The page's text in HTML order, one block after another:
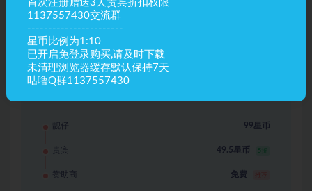
靓仔 99星币
贵宾 49.5星币 5折
赞助商 免费
首次注册赠送3天贵宾折扣权限
1137557430交流群
-----------------------
星币比例为1:10
已开启免登录购买,请及时下载
未清理浏览器缓存默认保持7天
咕噜Q群1137557430